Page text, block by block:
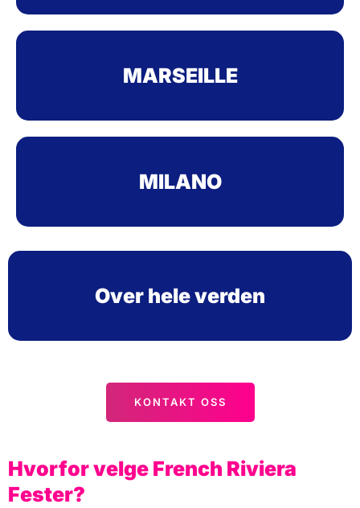
MARSEILLE
MILANO
Over hele verden
KONTAKT OSS
Hvorfor velge French Riviera
Fester?